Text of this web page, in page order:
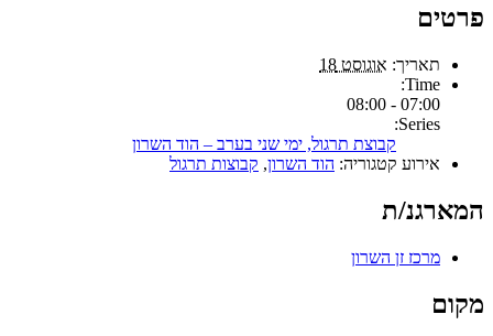
פרטים
תאריך: אוגוסט 18
Time:
07:00 - 08:00
Series:
קבוצת תרגול, ימי שני בערב – הוד השרון
אירוע קטגוריה: הוד השרון, קבוצות תרגול
המארגנ/ת
מרכז זן השרון
מקום